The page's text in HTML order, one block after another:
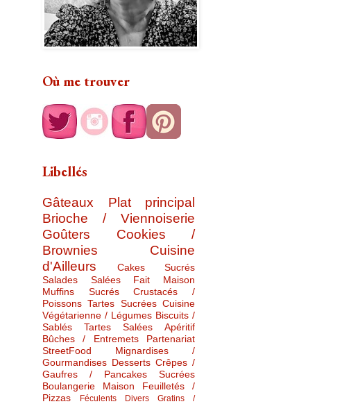
Où me trouver
Libellés
Gâteaux
Plat principal
Brioche / Viennoiserie
Goûters
Cookies /
Brownies
Cuisine
d'Ailleurs
Cakes Sucrés
Salades Salées
Fait Maison
Muffins Sucrés
Crustacés /
Poissons Tartes Sucrées Cuisine
Végétarienne / Légumes Biscuits /
Sablés
Tartes Salées
Apéritif
Bûches / Entremets
Partenariat
StreetFood
Mignardises /
Gourmandises Desserts Crêpes /
Gaufres / Pancakes Sucrées
Boulangerie Maison
Feuilletés /
Pizzas
Féculents Divers
Gratins /